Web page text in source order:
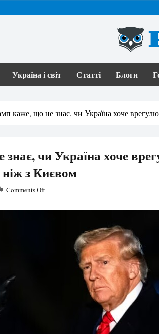
Україна і світ Статті Блоги
каже, що не знає, чи Україна хоче
чи Україна хоче
з Києвом
Comments Off